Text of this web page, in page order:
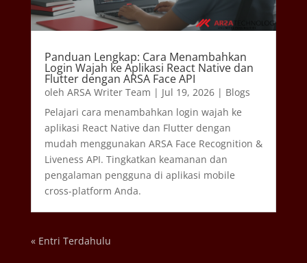
Panduan Lengkap: Cara Menambahkan
Login Wajah ke Aplikasi React Native dan
Flutter dengan ARSA Face API
oleh ARSA Writer Team | Jul 19, 2026| Blogs
Pelajari cara menambahkan login wajah ke
aplikasi React Native dan Flutter dengan
mudah menggunakan ARSA Face Recognition &
Liveness API. Tingkatkan keamanan dan
pengalaman pengguna di aplikasi mobile
cross-platform Anda.
« Entri Terdahulu